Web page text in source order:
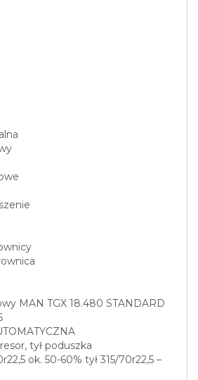
MAN TGX 18.480 STANDARD
tył poduszka
ok. 50-60% tył 315/70r22,5 –